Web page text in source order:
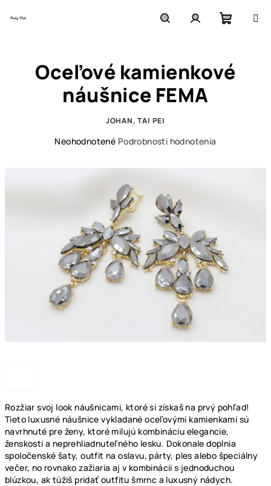
košík
Rozžiar svoj look náušnicami, ktoré si získaš na prvý pohľad!
Tieto luxusné náušnice vykladané oceľovými kamienkami sú
navrhnuté pre ženy, ktoré milujú kombináciu elegancie,
ženskosti a neprehliadnuteľného lesku. Dokonale doplnia
spoločenské šaty, outfit na oslavu, párty, ples alebo špeciálny
večer, no rovnako zažiaria aj v kombinácii s jednoduchou
blúzkou, ak túžiš pridať outfitu šmrnc a luxusný nádych.
Oceľové kamienkové
náušnice FEMA
JOHAN, TAI PEI
Priemerné
hviezdičiek.
Neohodnotené Podrobnosti hodnotenia